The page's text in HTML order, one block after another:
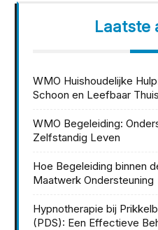
Laatste
WMO Huishoudelijke
Schoon en Leefbaar Thuis
WMO Begeleiding:
Zelfstandig Leven
Hoe Begeleiding binnen
Maatwerk Ondersteuning
Hypnotherapie bij
(PDS): Een Effectieve